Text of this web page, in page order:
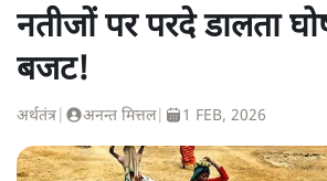
नतीजों पर परदे डालता
बजट!
अर्थतंत्र अनन्त मित्तल| 1 FEB, 2026